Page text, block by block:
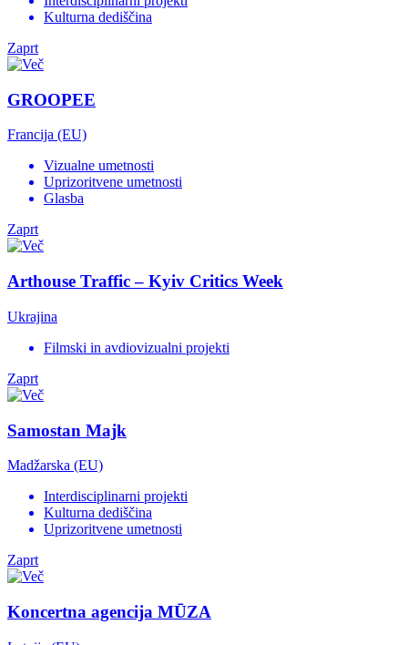
Kulturna dediščina
Zaprt
GROOPEE
Francija (EU)
Vizualne umetnosti
Uprizoritvene umetnosti
Glasba
Zaprt
Arthouse Traffic – Kyiv Critics Week
Ukrajina
Filmski in avdiovizualni projekti
Zaprt
Samostan Majk
Madžarska (EU)
Interdisciplinarni projekti
Kulturna dediščina
Uprizoritvene umetnosti
Zaprt
Koncertna agencija MŪZA